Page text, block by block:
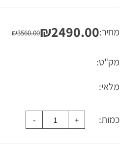
מחיר: ₪3560.00 המחיר
היה:
₪3560.00.
₪2490.00
המחיר
הוא:
₪2490.00.מק"ט:
מלאי:
כמות: